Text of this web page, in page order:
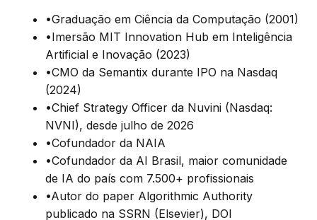
•Graduação em Ciência da Computação (2001)
•Imersão MIT Innovation Hub em Inteligência
Artificial e Inovação (2023)
•CMO da Semantix durante IPO na Nasdaq
(2024)
•Chief Strategy Officer da Nuvini (Nasdaq:
NVNI), desde julho de 2026
•Cofundador da NAIA
•Cofundador da AI Brasil, maior comunidade
de IA do país com 7.500+ profissionais
•Autor do paper Algorithmic Authority
publicado na SSRN (Elsevier), DOI